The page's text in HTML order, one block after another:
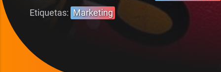
Etiquetas: Marketing